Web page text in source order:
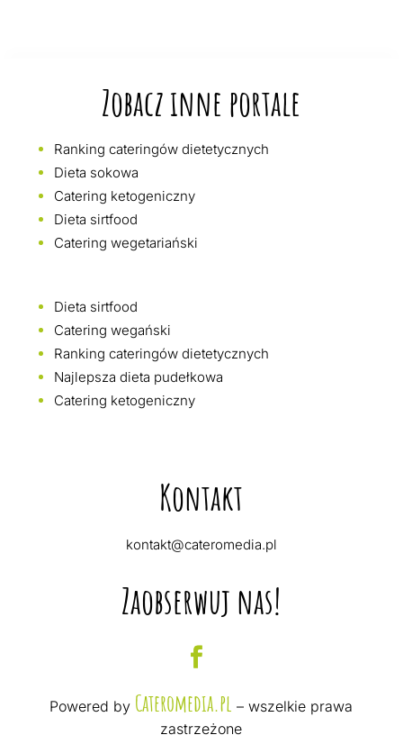
Zobacz inne portale
Ranking cateringów dietetycznych
Dieta sokowa
Catering ketogeniczny
Dieta sirtfood
Catering wegetariański
Dieta sirtfood
Catering wegański
Ranking cateringów dietetycznych
Najlepsza dieta pudełkowa
Catering ketogeniczny
Kontakt
kontakt@cateromedia.pl
Zaobserwuj nas!
Powered by Cateromedia.pl – wszelkie prawa
zastrzeżone